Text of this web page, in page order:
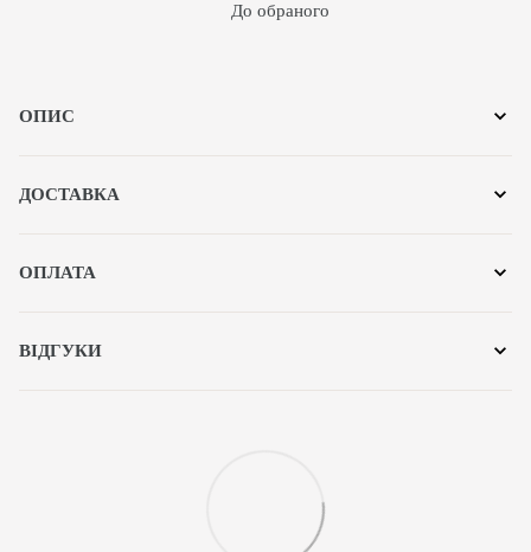
До обраного
ОПИС
ДОСТАВКА
ОПЛАТА
ВІДГУКИ